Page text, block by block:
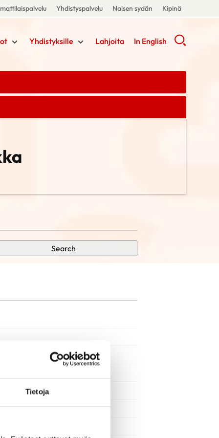
Tietoja
Yhdistyspalvelu Naisen sydän Kipinä
Yhdistyksille Lahjoita In English
Search